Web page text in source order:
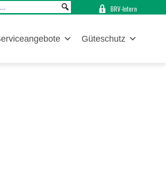
BRV-Intern
Güteschutz